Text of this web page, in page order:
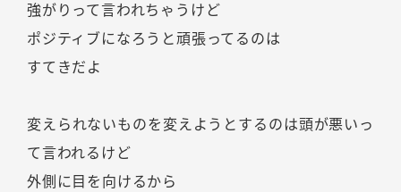
強がりって言われちゃうけど
ポジティブになろうと頑張ってるのは
すてきだよ
変えられないものを変えようとするのは頭が悪いっ
て言われるけど
外側に目を向けるから